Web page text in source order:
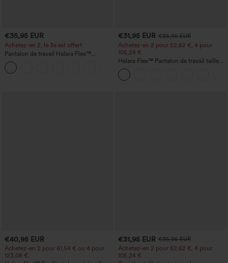
€35,95 EUR
Achetez-en 2, le 3e est offert
Pantalon de travail Halara Flex™
DayStretch à taille haute, avec poches et
coupe droite
€31,95 EUR €35,95 EUR
Achetez-en 2 pour 52,62 €, 4 pour
105,24 €
Halara Flex™ Pantalon de travail taille
haute sculptant la silhouette, gainant la
taille, avec poches, jambe large en
micro-gaufre
€40,95 EUR
Achetez-en 2 pour 61,54 € ou 4 pour
123,08 €.
€31,95 EUR €35,95 EUR
Achetez-en 2 pour 52,62 €, 4 pour
105,24 €